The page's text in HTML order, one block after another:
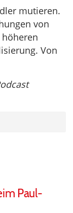
mutieren.
von
Von
Paul-